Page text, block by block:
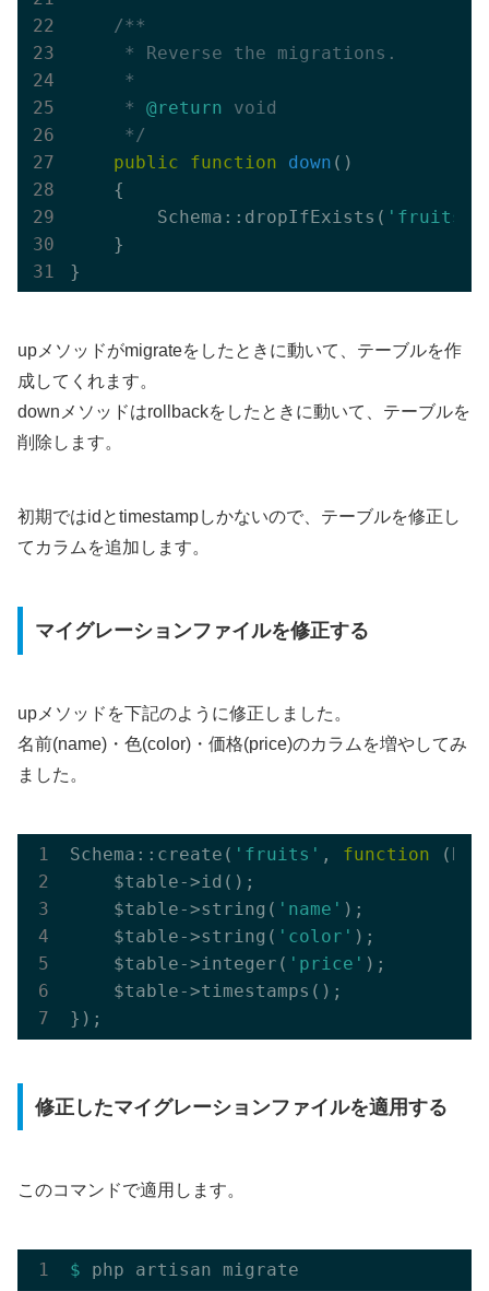
/**
     * Reverse the migrations.
     *
     *
@return void
     */
public
function down ()
{
        Schema::dropIfExists(
'fruits'
    }
upメソッドがmigrateをしたときに動いて、テーブルを作
成してくれます。
downメソッドはrollbackをしたときに動いて、テーブルを
削除します。
初期ではidとtimestampしかないので、テーブルを修正し
てカラムを追加します。
マイグレーションファイルを修正する
upメソッドを下記のように修正しました。
名前(name)・色(color)・価格(price)のカラムを増やしてみ
ました。
Schema::create( 'fruits' , function
    $table->id();
    $table->string(
'name' );
    $table->string(
'color' );
    $table->integer(
'price' );
    $table->timestamps();
修正したマイグレーションファイルを適用する
このコマンドで適用します。
$